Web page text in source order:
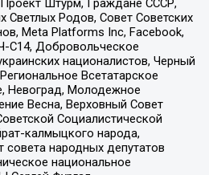
Штурм, Граждане СССР,
Родов, Совет Советских
Meta Platforms Inc, Facebook,
С14, Добровольческое
националистов, Черный
Всетатарское
Невоград, Молодежное
Весна, Верховный Совет
Социалистической
калмыцкого народа,
совета народных депутатов
национальное